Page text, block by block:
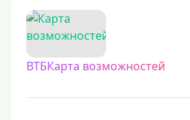
ВТБКарта возможностей